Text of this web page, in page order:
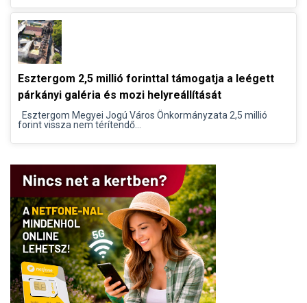
Esztergom 2,5 millió forinttal támogatja a leégett
párkányi galéria és mozi helyreállítását
Esztergom Megyei Jogú Város Önkormányzata 2,5 millió
forint vissza nem térítendő...